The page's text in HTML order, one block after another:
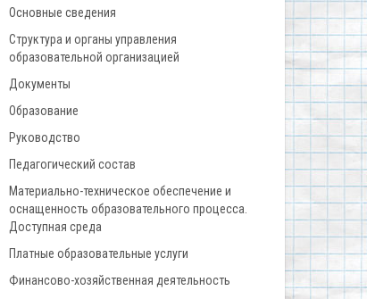
Основные сведения
Структура и органы управления
образовательной организацией
Документы
Образование
Руководство
Педагогический состав
Материально-техническое обеспечение и
оснащенность образовательного процесса.
Доступная среда
Платные образовательные услуги
Финансово-хозяйственная деятельность